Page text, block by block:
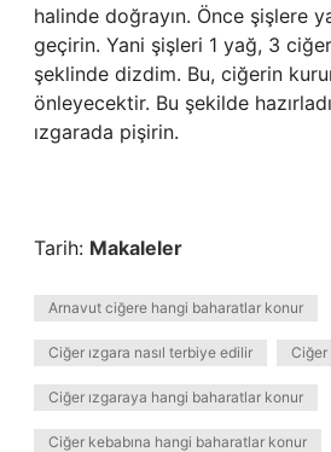
halinde doğrayın. Önce şişlere
geçirin. Yani şişleri 1 yağ, 3
şeklinde dizdim. Bu, ciğerin
önleyecektir. Bu şekilde
ızgarada pişirin.
Tarih: Makaleler
Arnavut ciğere hangi baharatlar konur
Ciğer ızgara nasıl terbiye edilir Ciğer
Ciğer ızgaraya hangi baharatlar konur
Ciğer kebabına hangi baharatlar konur